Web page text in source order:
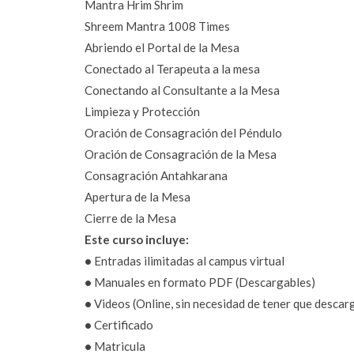
Mantra Hrim Shrim
Shreem Mantra 1008 Times
Abriendo el Portal de la Mesa
Conectado al Terapeuta a la mesa
Conectando al Consultante a la Mesa
Limpieza y Protección
Oración de Consagración del Péndulo
Oración de Consagración de la Mesa
Consagración Antahkarana
Apertura de la Mesa
Cierre de la Mesa
Este curso incluye:
• Entradas ilimitadas al campus virtual
• Manuales en formato PDF (Descargables)
• Videos (Online, sin necesidad de tener que
• Certificado
• Matricula